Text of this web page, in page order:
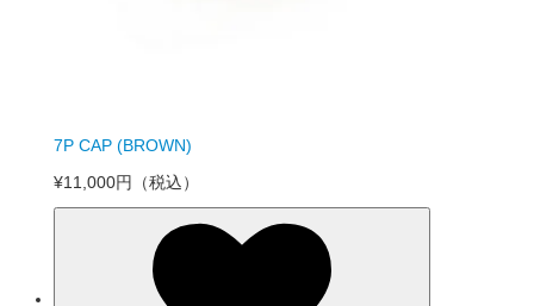
7P CAP (BROWN)
¥11,000円
（税込）